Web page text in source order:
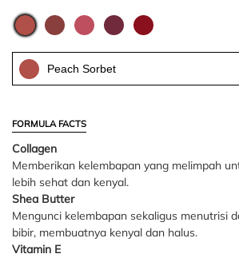
Peach Sorbet
FORMULA FACTS
Collagen
Memberikan kelembapan yang melimpah
lebih sehat dan kenyal.
Shea Butter
Mengunci kelembapan sekaligus menutrisi
bibir, membuatnya kenyal dan halus.
Vitamin E